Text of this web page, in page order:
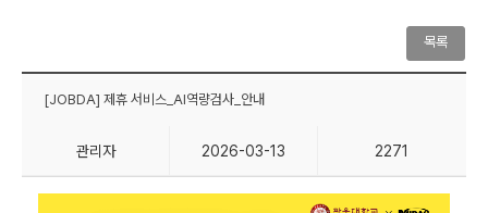
목록
[JOBDA] 제휴 서비스_AI역량검사_안내
관리자 2026-03-13 2271